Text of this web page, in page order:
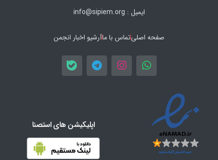
ایمیل : info@sipiem.org
صفحه اصلیتماس با ماآرشیو اخبار انجمن
اپلیکیشن های استصنا